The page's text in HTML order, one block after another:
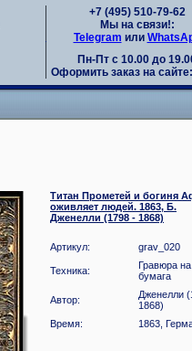
+7 (495) 510-79-62
Мы на связи!:
Telegram или
Пн-Пт с 10.00 до
Оформить заказ на
Титан Прометей и богиня
оживляет людей. 1863, Б.
Дженелли (1798 - 1868)
Артикул: grav_020
Техника:
Гравюра
бумага
Автор:
Дженелли
1868)
Время:
1863,